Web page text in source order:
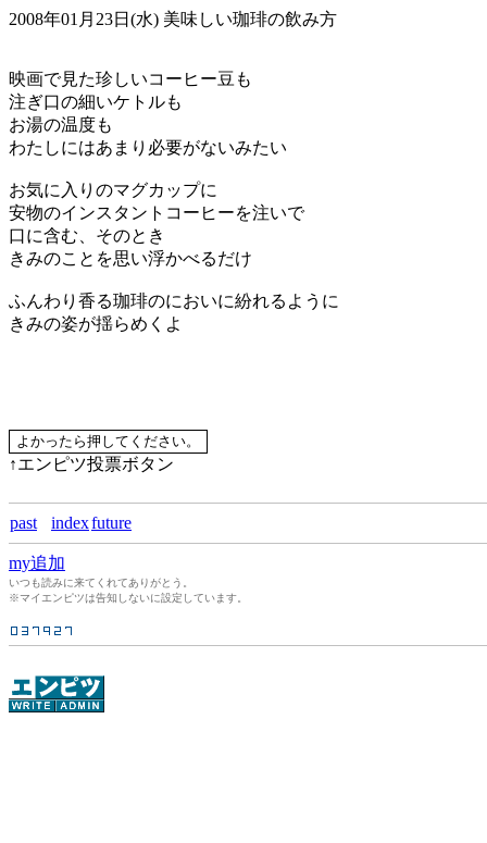
2008年01月23日(水) 美味しい珈琲の飲み方
映画で見た珍しいコーヒー豆も
注ぎ口の細いケトルも
お湯の温度も
わたしにはあまり必要がないみたい
お気に入りのマグカップに
安物のインスタントコーヒーを注いで
口に含む、そのとき
きみのことを思い浮かべるだけ
ふんわり香る珈琲のにおいに紛れるように
きみの姿が揺らめくよ
↑エンピツ投票ボタン
past indexfuture
my追加
いつも読みに来てくれてありがとう。
※マイエンピツは告知しないに設定しています。